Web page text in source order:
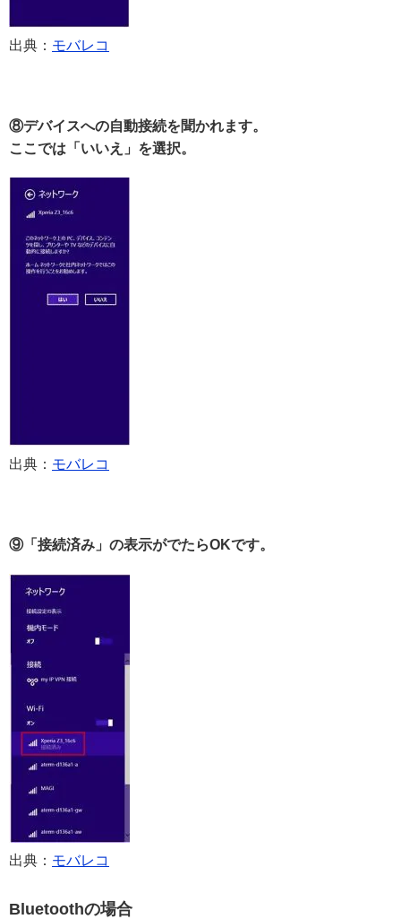
出典： モバレコ
⑧デバイスへの自動接続を聞かれます。
ここでは「いいえ」を選択。
出典： モバレコ
⑨「接続済み」の表示がでたらOKです。
出典： モバレコ
Bluetoothの場合